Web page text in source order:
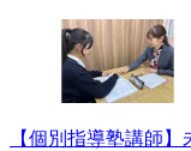
【個別指導塾講師